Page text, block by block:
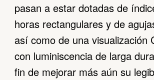
pasan a estar dotadas de
horas rectangulares y de
así como de una visualización
con luminiscencia de larga
fin de mejorar más aún su